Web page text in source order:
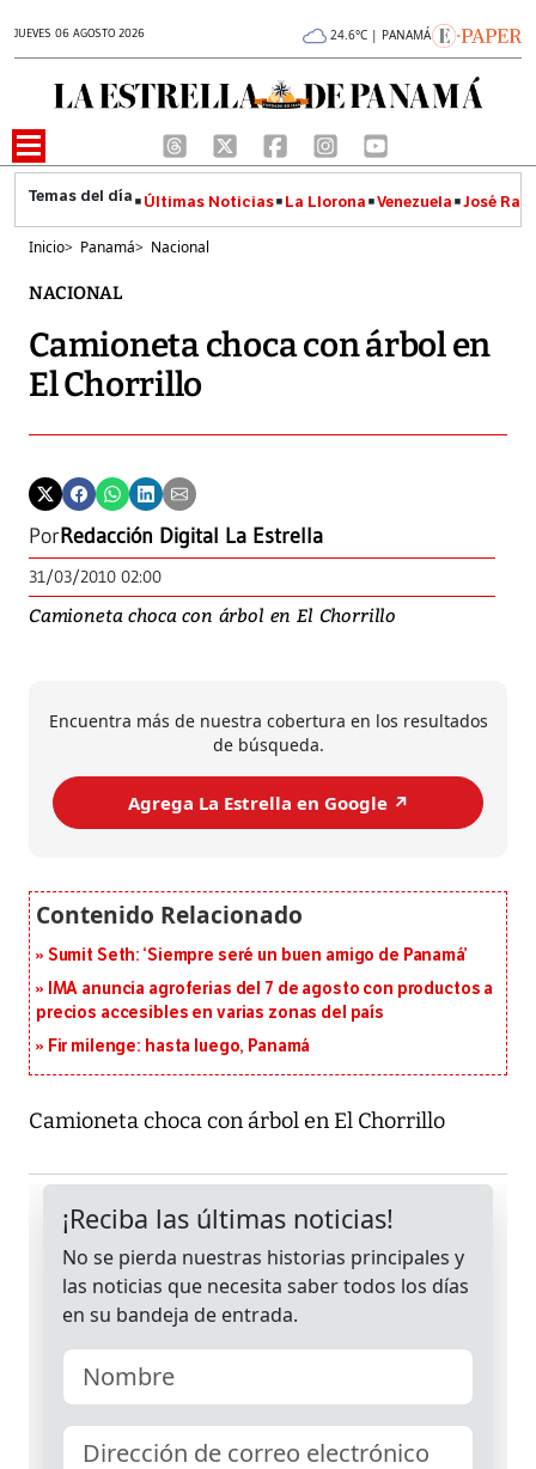
JUEVES 06 AGOSTO 2026 24.6°C | PANAMÁ
Últimas Noticias La Llorona Venezuela José
Inicio> Panamá> Nacional
NACIONAL
Camioneta choca con árbol en
El Chorrillo
PorRedacción Digital La Estrella
31/03/2010 02:00
Camioneta choca con árbol en El Chorrillo
Encuentra más de nuestra cobertura en los resultados
de búsqueda.
Agrega La Estrella en Google ↗️
Sumit Seth: ‘Siempre seré un buen amigo de Panamá’
IMA anuncia agroferias del 7 de agosto con productos a
precios accesibles en varias zonas del país
Fir milenge: hasta luego, Panamá
Camioneta choca con árbol en El Chorrillo